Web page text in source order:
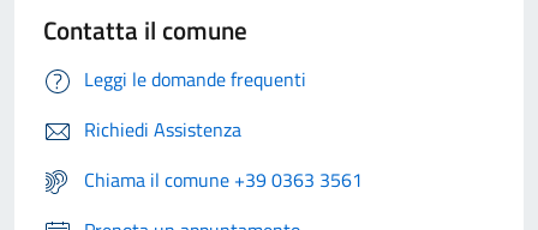
Contatta il comune
Leggi le domande frequenti
Richiedi Assistenza
Chiama il comune +39 0363 3561